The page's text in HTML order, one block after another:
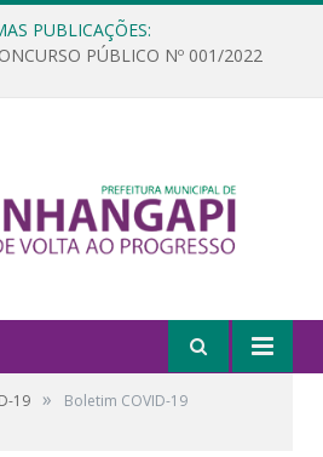
PUBLICAÇÕES:
PÚBLICO Nº 001/2022
19 »
Boletim COVID-19